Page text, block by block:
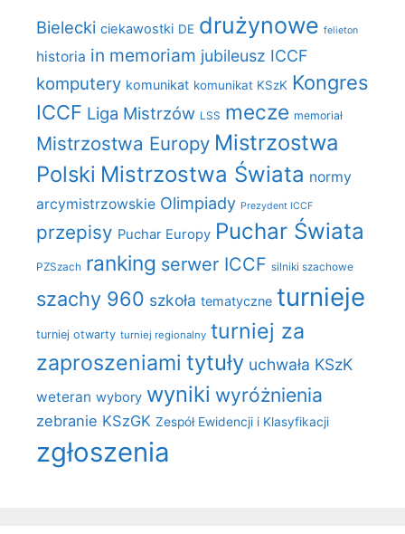
Bielecki ciekawostki DE drużynowe felieton
historia in memoriam jubileusz ICCF
komputery komunikat komunikat KSzK Kongres
ICCF Liga Mistrzów LSS mecze memoriał
Mistrzostwa Europy Mistrzostwa
Polski Mistrzostwa Świata normy
arcymistrzowskie Olimpiady Prezydent ICCF
przepisy Puchar Europy Puchar Świata
PZSzach ranking serwer ICCF silniki szachowe
szachy 960 szkoła tematyczne turnieje
turniej otwarty turniej regionalny turniej za
zaproszeniami tytuły uchwała KSzK
weteran wybory wyniki wyróżnienia
zebranie KSzGK Zespół Ewidencji i Klasyfikacji
zgłoszenia